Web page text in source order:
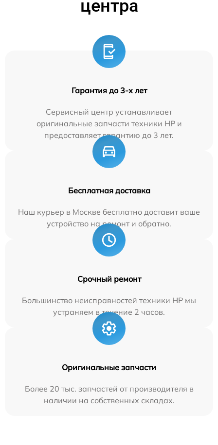
центра
Гарантия до 3-х лет
Сервисный центр устанавливает
оригинальные запчасти техники HP и
предоставляет гарантию до 3 лет.
Бесплатная доставка
Наш курьер в Москве бесплатно доставит ваше
устройство на ремонт и обратно.
Срочный ремонт
Большинство неисправностей техники HP мы
устраняем в течение 2 часов.
Оригинальные запчасти
Более 20 тыс. запчастей от производителя в
наличии на собственных складах.